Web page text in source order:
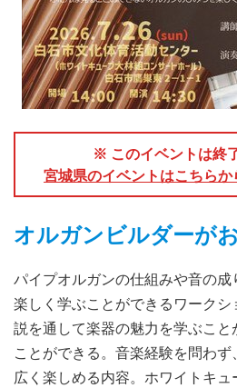
※ このイベントは終
宮城県のイベントはこちらか
オルガンビルダーが
パイプオルガンの仕組みや音の成
楽しく学ぶことができるワーク
説を通して楽器の魅力を学ぶこ
ことができる。音楽経験を問わ
広く楽しめる内容。ホワイトキ